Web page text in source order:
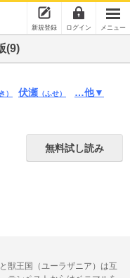
新規登録 ログイン メニュー
(9)
） 伏瀬 （ふせ） …他▼
無料試し読み
獣王国（ユーラザニア）は互